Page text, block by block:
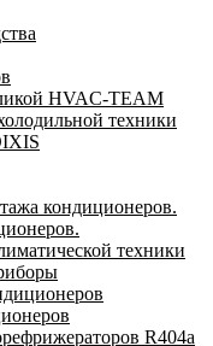
HVAC-TEAM
техники
кондиционеров.
техники
R404a